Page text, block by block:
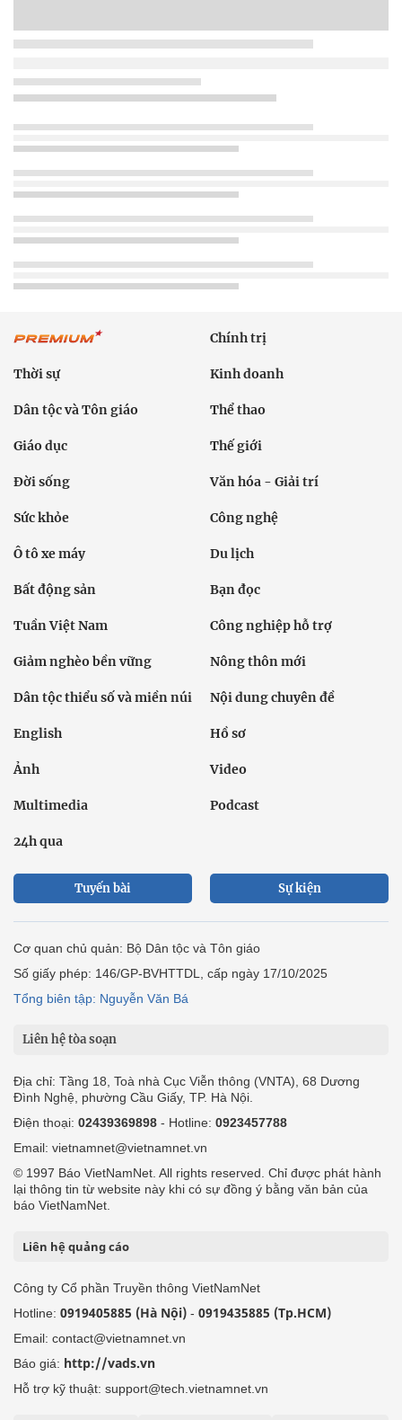
Chính trị
Thời sự Kinh doanh
Dân tộc và Tôn giáo Thể thao
Giáo dục Thế giới
Đời sống Văn hóa - Giải trí
Sức khỏe Công nghệ
Ô tô xe máy Du lịch
Bất động sản Bạn đọc
Tuần Việt Nam Công nghiệp hỗ trợ
Giảm nghèo bền vững Nông thôn mới
Dân tộc thiểu số và miền núi Nội dung chuyên đề
English Hồ sơ
Ảnh Video
Multimedia Podcast
24h qua
Tuyến bài Sự kiện
Cơ quan chủ quản: Bộ Dân tộc và Tôn giáo
Số giấy phép: 146/GP-BVHTTDL, cấp ngày 17/10/2025
Tổng biên tập: Nguyễn Văn Bá
Liên hệ tòa soạn
Địa chỉ: Tầng 18, Toà nhà Cục Viễn thông (VNTA), 68 Dương
Đình Nghệ, phường Cầu Giấy, TP. Hà Nội.
Điện thoại: 02439369898 - Hotline: 0923457788
Email: vietnamnet@vietnamnet.vn
© 1997 Báo VietNamNet. All rights reserved. Chỉ được phát hành
lại thông tin từ website này khi có sự đồng ý bằng văn bản của
báo VietNamNet.
Liên hệ quảng cáo
Công ty Cổ phần Truyền thông VietNamNet
Hotline: 0919405885 (Hà Nội) - 0919435885 (Tp.HCM)
Email: contact@vietnamnet.vn
Báo giá: http://vads.vn
Hỗ trợ kỹ thuật: support@tech.vietnamnet.vn